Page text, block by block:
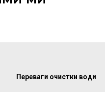
Переваги очистки води